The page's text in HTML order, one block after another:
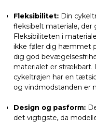
Fleksibilitet: Din
fleksibelt materiale,
Fleksibiliteten i
ikke føler dig hæmmet
dig god
materialet er strækbart.
cykeltrøjen har en
og vindmodstanden er
Design og pasform:
det vigtigste, da